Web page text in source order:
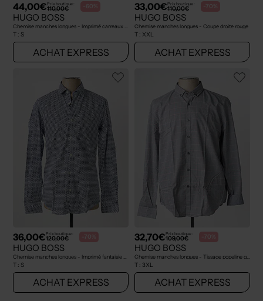
44,00€Prix boutique :
110,00€ -60%
HUGO BOSS
T : S
ACHAT EXPRESS
33,00€Prix boutique :
110,00€ -70%
HUGO BOSS
Chemise manches longues - Coupe droite rouge
T : XXL
ACHAT EXPRESS
36,00€Prix boutique :
120,00€ -70%
HUGO BOSS
T : S
ACHAT EXPRESS
32,70€Prix boutique :
109,00€ -70%
HUGO BOSS
T : 3XL
ACHAT EXPRESS